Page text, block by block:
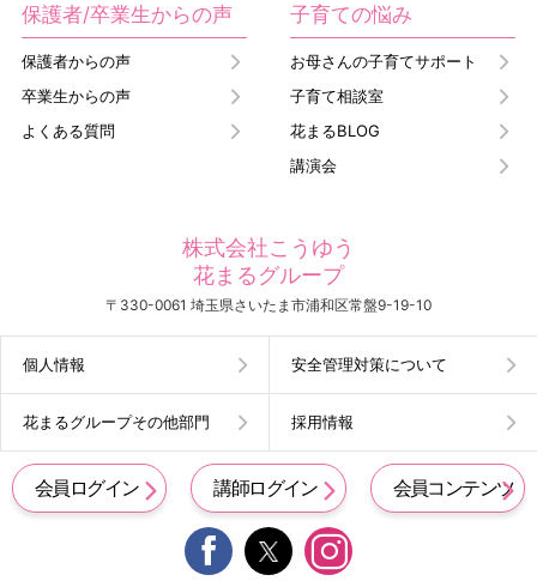
保護者/卒業生からの声
保護者からの声
卒業生からの声
よくある質問
子育ての悩み
お母さんの子育てサポート
子育て相談室
花まるBLOG
講演会
株式会社こうゆう
花まるグループ
〒330-0061 埼玉県さいたま市浦和区常盤9-19-10
個人情報 安全管理対策について
花まるグループその他部門 採用情報
会員ログイン 講師ログイン 会員コンテンツ
 